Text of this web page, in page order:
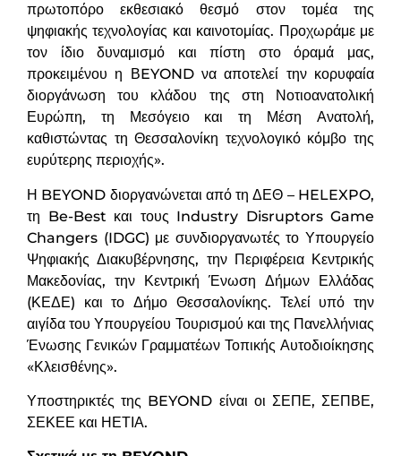
πρωτοπόρο εκθεσιακό θεσμό στον τομέα της
ψηφιακής τεχνολογίας και καινοτομίας. Προχωράμε με
τον ίδιο δυναμισμό και πίστη στο όραμά μας,
προκειμένου η ΒEYOND να αποτελεί την κορυφαία
διοργάνωση του κλάδου της στη Νοτιοανατολική
Ευρώπη, τη Μεσόγειο και τη Μέση Ανατολή,
καθιστώντας τη Θεσσαλονίκη τεχνολογικό κόμβο της
ευρύτερης περιοχής».
Η BEYOND διοργανώνεται από τη ΔΕΘ – HELEXPO,
τη Be-Best και τους Industry Disruptors Game
Changers (IDGC) με συνδιοργανωτές το Υπουργείο
Ψηφιακής Διακυβέρνησης, την Περιφέρεια Κεντρικής
Μακεδονίας, την Κεντρική Ένωση Δήμων Ελλάδας
(ΚΕΔΕ) και το Δήμο Θεσσαλονίκης. Τελεί υπό την
αιγίδα του Υπουργείου Τουρισμού και της Πανελλήνιας
Ένωσης Γενικών Γραμματέων Τοπικής Αυτοδιοίκησης
«Κλεισθένης».
Υποστηρικτές της BEYOND είναι οι ΣΕΠΕ, ΣΕΠΒΕ,
ΣΕΚΕΕ και ΗΕΤΙΑ.